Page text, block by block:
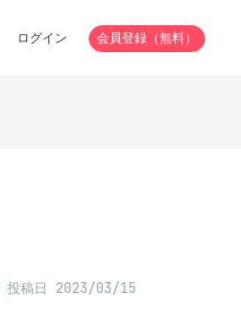
ログイン 会員登録（無料）
投稿日 2023/03/15